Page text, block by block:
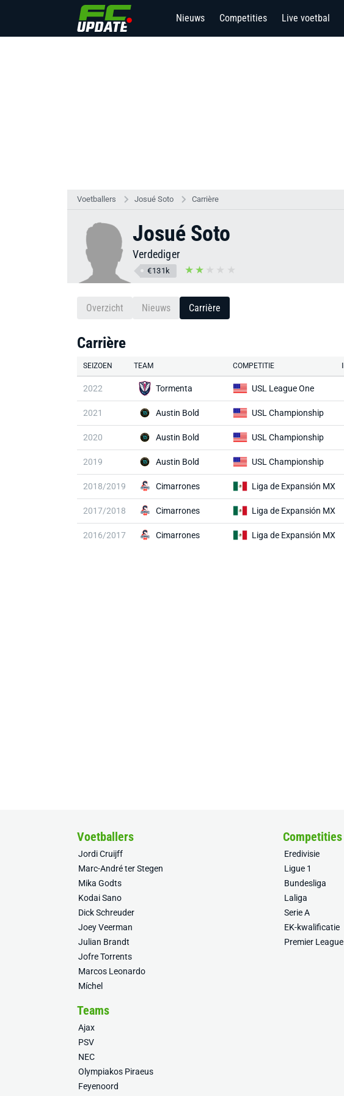
Nieuws Competities Live voetbal
Voetballers Josué Soto Carrière
Josué Soto
Verdediger
€131k
Overzicht Nieuws Carrière
Carrière
SEIZOEN TEAM COMPETITIE
2022 Tormenta USL League One
2021 Austin Bold USL Championship
2020 Austin Bold USL Championship
2019 Austin Bold USL Championship
2018/2019 Cimarrones Liga de Expansión MX
2017/2018 Cimarrones Liga de Expansión MX
2016/2017 Cimarrones Liga de Expansión MX
Voetballers
Jordi Cruijff
Marc-André ter Stegen
Mika Godts
Kodai Sano
Dick Schreuder
Joey Veerman
Julian Brandt
Jofre Torrents
Marcos Leonardo
Míchel
Competities
Eredivisie
Ligue 1
Bundesliga
Laliga
Serie A
EK-kwalificatie
Premier League
Teams
Ajax
PSV
NEC
Olympiakos Piraeus
Feyenoord